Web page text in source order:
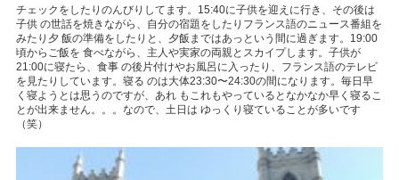
チェックをしたりのんびりしてます。 15:40に子供を迎えに行き、その後は
子供 の世話を焼きながら、自分の宿題をしたりフランス語のニュース番組を
みたり夕 飯の準備をしたりと、夕飯まではあっという間に過ぎます。 19:00
頃からご飯を 食べながら、主人や実家の両親とスカイプします。子供が
21:00に寝たら、食事 の後片付けやお風呂に入ったり、フランス語のテレビ
を見たりしています。寝る のは大体23:30〜24:30の間になります。毎日早
く寝ようとは思うのですが、あれ もこれもやっているとなかなか早く寝るこ
とが出来ません。。。なので、土日は ゆっくり寝ていることが多いです
（笑）